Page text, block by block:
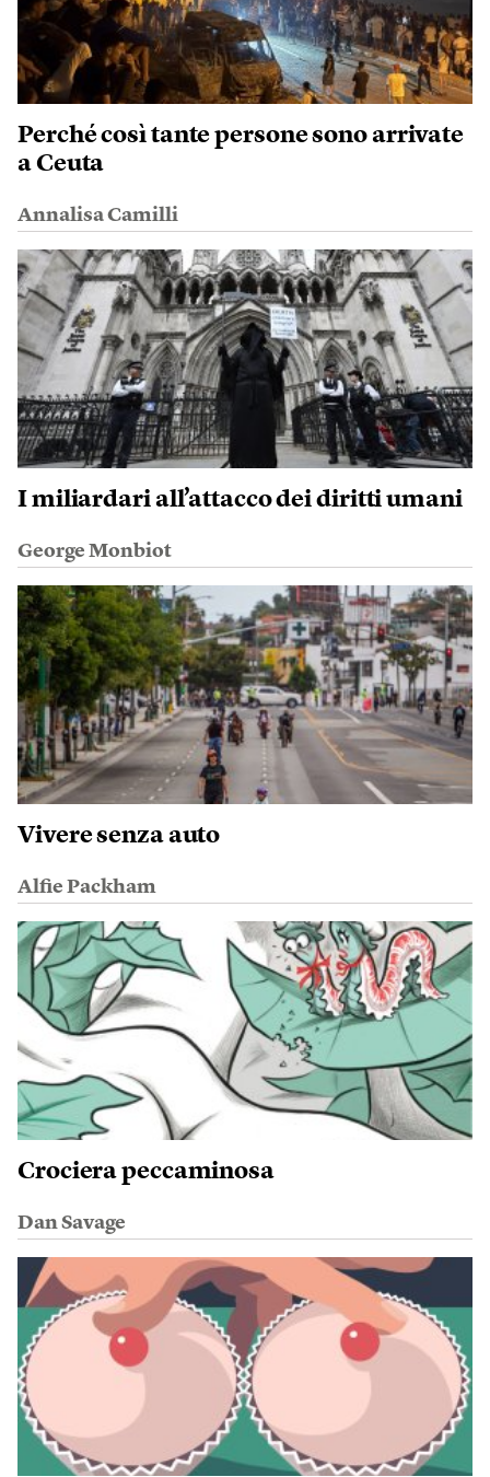
Perché così tante persone sono arrivate
a Ceuta
Annalisa Camilli
I miliardari all’attacco dei diritti umani
George Monbiot
Vivere senza auto
Alfie Packham
Crociera peccaminosa
Dan Savage